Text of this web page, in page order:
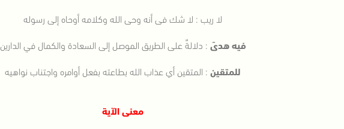
لا ريب : لا شك فى أنه وحى الله وكلامه أوحاه إلى رسوله
فيه هدىً : دلالةٌ على الطريق الموصل إلى السعادة والكمال في الدارين
للمتقين: المتقين أي عذاب الله بطاعته بفعل أوامره واجتناب نواهيه
معنى الآية